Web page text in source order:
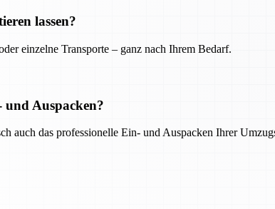
lassen?
einzelne Transporte – ganz nach Ihrem Bedarf.
Auspacken?
auch das professionelle Ein- und Auspacken Ihrer